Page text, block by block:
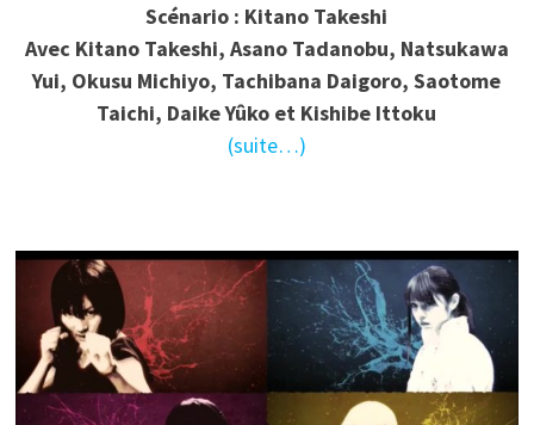
Scénario : Kitano Takeshi
Avec Kitano Takeshi, Asano Tadanobu, Natsukawa
Yui, Okusu Michiyo, Tachibana Daigoro, Saotome
Taichi, Daike Yûko et Kishibe Ittoku
(suite…)